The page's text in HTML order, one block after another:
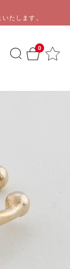
たします。
0
kobe